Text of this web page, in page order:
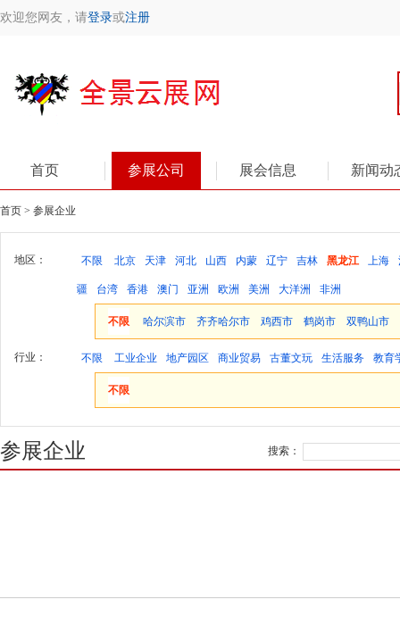
欢迎您网友，请登录或注册
首页 参展公司 展会信息 新闻动
首页 > 参展企业
地区： 不限 北京 天津 河北 山西 内蒙 辽宁 吉林 黑龙江 上海
疆 台湾 香港 澳门 亚洲 欧洲 美洲 大洋洲 非洲
不限 哈尔滨市 齐齐哈尔市 鸡西市 鹤岗市 双鸭山市
行业： 不限 工业企业 地产园区 商业贸易 古董文玩 生活服务 教育
不限
参展企业 搜索：